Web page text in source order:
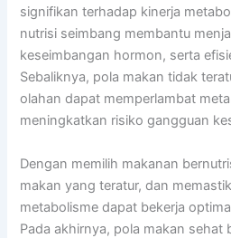
signifikan terhadap kinerja
nutrisi seimbang membantu
keseimbangan hormon, serta
Sebaliknya, pola makan tidak
olahan dapat memperlambat
meningkatkan risiko gangguan
Dengan memilih makanan
makan yang teratur, dan
metabolisme dapat bekerja
Pada akhirnya, pola makan sehat